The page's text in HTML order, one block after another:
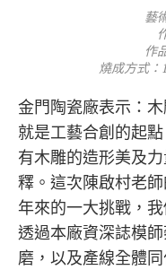
藝
作
燒成方式：
金門陶瓷廠表示：
就是工藝合創的起
有木雕的造形美及
釋。這次陳啟村老
年來的一大挑戰，
透過本廠資深誌模
磨，以及產線全體